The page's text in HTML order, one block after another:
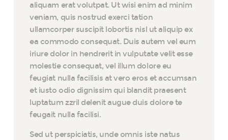
aliquam erat volutpat. Ut wisi enim ad minim
veniam, quis nostrud exerci tation
ullamcorper suscipit lobortis nisl ut aliquip ex
ea commodo consequat. Duis autem vel eum
iriure dolor in hendrerit in vulputate velit esse
molestie consequat, vel illum dolore eu
feugiat nulla facilisis at vero eros et accumsan
et iusto odio dignissim qui blandit praesent
luptatum zzril delenit augue duis dolore te
feugait nulla facilisi.
Sed ut perspiciatis, unde omnis iste natus